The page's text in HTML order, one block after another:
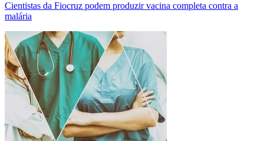
Cientistas da Fiocruz podem produzir vacina completa contra a
malária